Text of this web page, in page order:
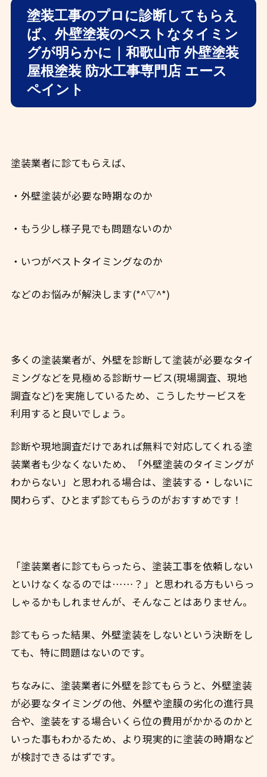
塗装工事のプロに診断してもらえ
ば、外壁塗装のベストなタイミン
グが明らかに｜和歌山市 外壁塗装
屋根塗装 防水工事専門店 エース
ペイント
塗装業者に診てもらえば、
・外壁塗装が必要な時期なのか
・もう少し様子見でも問題ないのか
・いつがベストタイミングなのか
などのお悩みが解決します(*^▽^*)
多くの塗装業者が、外壁を診断して塗装が必要なタイ
ミングなどを見極める診断サービス(現場調査、現地
調査など)を実施しているため、こうしたサービスを
利用すると良いでしょう。
診断や現地調査だけであれば無料で対応してくれる塗
装業者も少なくないため、「外壁塗装のタイミングが
わからない」と思われる場合は、塗装する・しないに
関わらず、ひとまず診てもらうのがおすすめです！
「塗装業者に診てもらったら、塗装工事を依頼しない
といけなくなるのでは……？」と思われる方もいらっ
しゃるかもしれませんが、そんなことはありません。
診てもらった結果、外壁塗装をしないという決断をし
ても、特に問題はないのです。
ちなみに、塗装業者に外壁を診てもらうと、外壁塗装
が必要なタイミングの他、外壁や塗膜の劣化の進行具
合や、塗装をする場合いくら位の費用がかかるのかと
いった事もわかるため、より現実的に塗装の時期など
が検討できるはずです。